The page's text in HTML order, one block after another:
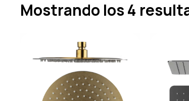
Mostrando los 4